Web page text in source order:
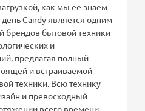
как мы ее знаем
Candy является одним
брендов бытовой техники
и
предлагая полный
и встраиваемой
техники. Всю технику
и превосходный
всего времени